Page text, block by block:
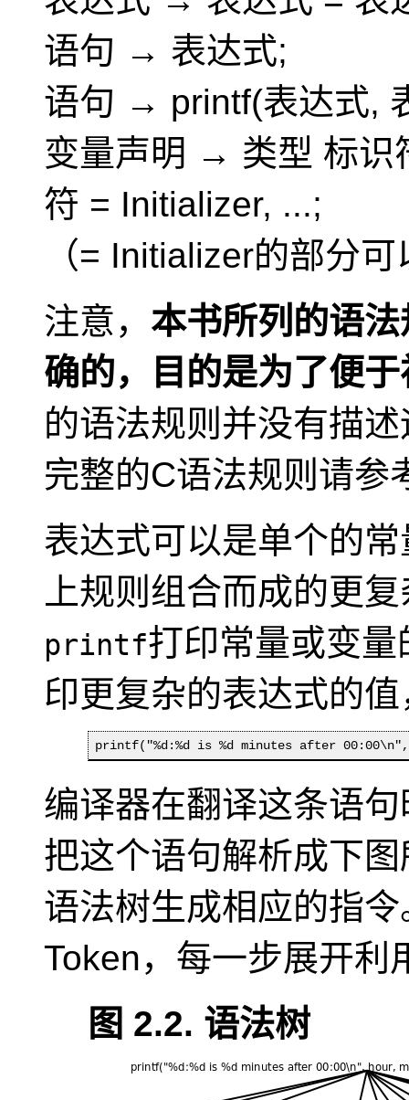
语句 → 表达式;
语句 → printf(表达式,
变量声明 → 类型 标识
符 = Initializer, ...;
（= Initializer的部分
注意， 本书所列的语
确的，目的是为了便
的语法规则并没有描
完整的C语法规则请参
表达式可以是单个的
上规则组合而成的更
printf打印常量或变
印更复杂的表达式的
printf("%d:%d is %d minutes after
编译器在翻译这条语
把这个语句解析成下
语法树生成相应的指
Token，每一步展开利
图 2.2. 语法树